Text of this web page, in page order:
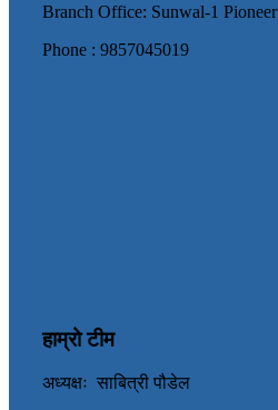
Branch Office: Sunwal-1 Pioneer
Phone : 9857045019
हाम्रो टीम
अध्यक्षः साबित्री पौडेल